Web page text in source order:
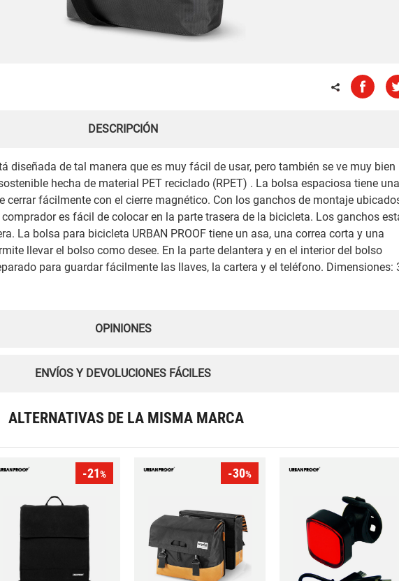
DESCRIPCIÓN
diseñada de tal manera que es muy fácil de usar, pero también se ve muy bien
hecha de material PET reciclado (RPET) . La bolsa espaciosa tiene una
cerrar fácilmente con el cierre magnético. Con los ganchos de montaje
es fácil de colocar en la parte trasera de la bicicleta. Los ganchos
La bolsa para bicicleta URBAN PROOF tiene un asa, una correa corta y una
llevar el bolso como desee. En la parte delantera y en el interior del bolso
para guardar fácilmente las llaves, la cartera y el teléfono. Dimensiones:
OPINIONES
ENVÍOS Y DEVOLUCIONES FÁCILES
ALTERNATIVAS DE LA MISMA MARCA
-21% -30%